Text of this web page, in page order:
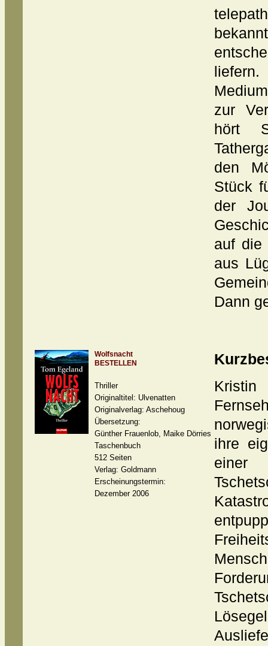
zur
hört
den
Stück
der
auf die
aus
Dann
Wolfsnacht
BESTELLEN
Thriller
Originaltitel: Ulvenatten
Originalverlag: Aschehoug
Übersetzung:
Günther Frauenlob, Maike Dörries
Taschenbuch
512 Seiten
Verlag: Goldmann
Erscheinungstermin:
Dezember 2006
ihre